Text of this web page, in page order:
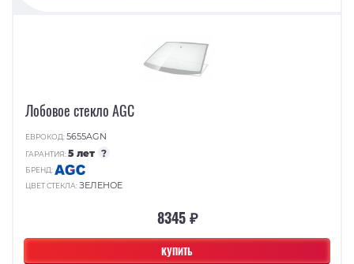
КУПИТЬ
Лобовое стекло AGC
ЕВРОКОД:5655AGN
ГАРАНТИЯ:5 лет ?
БРЕНД:
ЦВЕТ СТЕКЛА:ЗЕЛЕНОЕ
8345 ₽